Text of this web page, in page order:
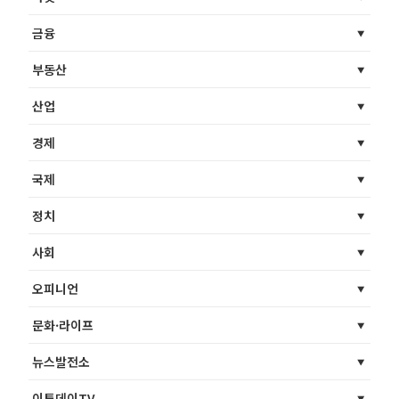
금융
부동산
산업
경제
국제
정치
사회
오피니언
문화·라이프
뉴스발전소